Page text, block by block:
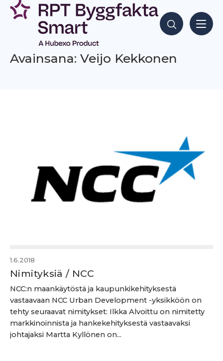
Siirry
sisältöön
Hae sisältöjä
Avainsana: Veijo Kekkonen
1.6.2018
Nimityksiä / NCC
NCC:n maankäytöstä ja kaupunkikehityksestä
vastaavaan NCC Urban Development -yksikköön on
tehty seuraavat nimitykset: Ilkka Alvoittu on nimitetty
markkinoinnista ja hankekehityksestä vastaavaksi
johtajaksi Martta Kyllönen on...